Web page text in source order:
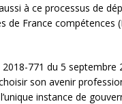
à ce processus de
de France compétences
2018-771 du 5 septembre
son avenir
instance de